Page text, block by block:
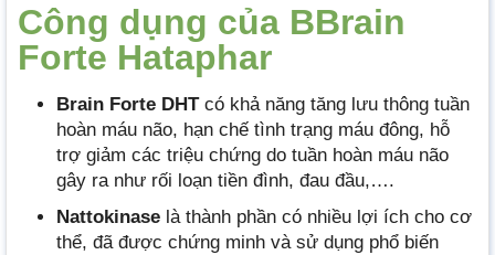
Công dụng của BBrain
Forte Hataphar
Brain Forte DHTcó khả năng tăng lưu thông tuần
hoàn máu não, hạn chế tình trạng máu đông, hỗ
trợ giảm các triệu chứng do tuần hoàn máu não
gây ra như rối loạn tiền đình, đau đầu,….
Nattokinase là thành phần có nhiều lợi ích cho cơ
thể, đã được chứng minh và sử dụng phổ biến